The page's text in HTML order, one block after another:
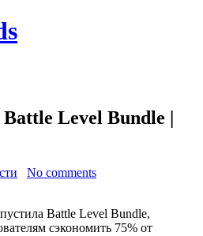
Level Bundle |
No comments
Battle Level Bundle,
сэкономить 75% от